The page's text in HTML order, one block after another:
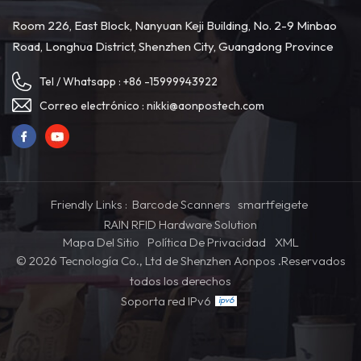
empresas de todos los
tamaños”. N. ° de artículo:
negro/blancoPedido mínimo:
1CPU: Intel J4125/I3/I5
(opcional)Memoria: DDR3
duro: mSATA SSD
32G/64G/128G/256G
(opcional)Pantalla: pantalla
táctil capacitiva de 15
Room 226, East Block, Nanyuan Keji Building, No. 2-9 Minbao
Road, Longhua District, Shenzhen City, Guangdong Province
Tel / Whatsapp : +86 -15999943922
Correo electrónico : nikki@aonpostech.com
Friendly Links : Barcode Scanners smartfeigete
RAIN RFID Hardware Solution
Mapa Del Sitio
Política De Privacidad
XML
© 2026 Tecnología Co., Ltd de Shenzhen Aonpos .Reservados
todos los derechos
Soporta red IPv6